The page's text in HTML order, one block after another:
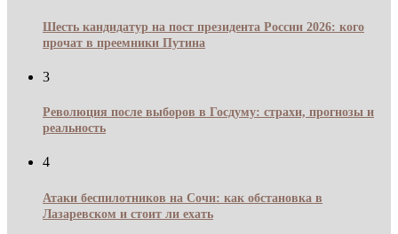
Шесть кандидатур на пост президента России 2026: кого
прочат в преемники Путина
3
Революция после выборов в Госдуму: страхи, прогнозы и
реальность
4
Атаки беспилотников на Сочи: как обстановка в
Лазаревском и стоит ли ехать